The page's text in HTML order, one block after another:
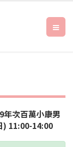
次百萬小康男
11:00-14:00